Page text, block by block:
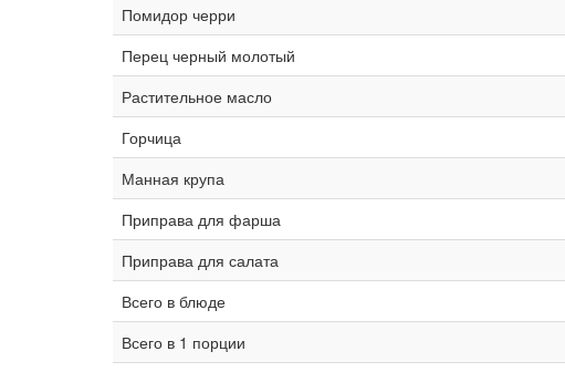
Помидор черри
Перец черный молотый
Растительное масло
Горчица
Манная крупа
Приправа для фарша
Приправа для салата
Всего в блюде
Всего в 1 порции